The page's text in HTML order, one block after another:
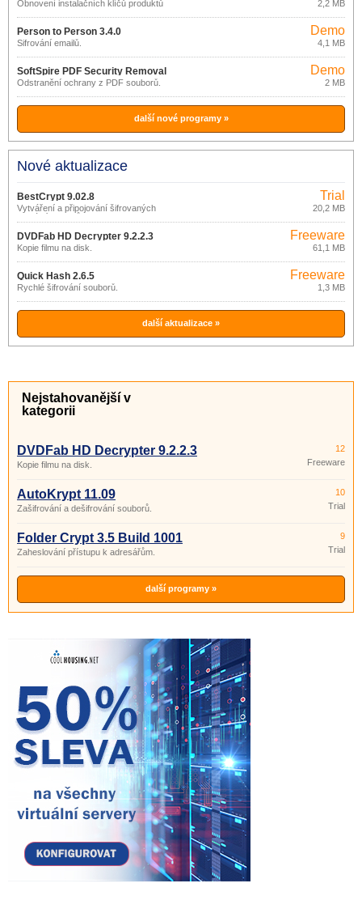
Demo
Obnovení instalačních klíčů produktů
2,2 MB
Person to Person 3.4.0
Šifrování emailů.
Demo
4,1 MB
SoftSpire PDF Security Removal
2.0
Odstranění ochrany z PDF souborů.
Demo
2 MB
další nové programy »
Nové aktualizace
BestCrypt 9.02.8
Vytváření a připojování šifrovaných
virtuálních disků.
Trial
20,2 MB
DVDFab HD Decrypter 9.2.2.3
Kopie filmu na disk.
Freeware
61,1 MB
Quick Hash 2.6.5
Rychlé šifrování souborů.
Freeware
1,3 MB
další aktualizace »
Nejstahovanější v
kategorii
DVDFab HD Decrypter 9.2.2.3
Kopie filmu na disk.
12
Freeware
AutoKrypt 11.09
Zašifrování a dešifrování souborů.
10
Trial
Folder Crypt 3.5 Build 1001
Zaheslování přístupu k adresářům.
9
Trial
další programy »